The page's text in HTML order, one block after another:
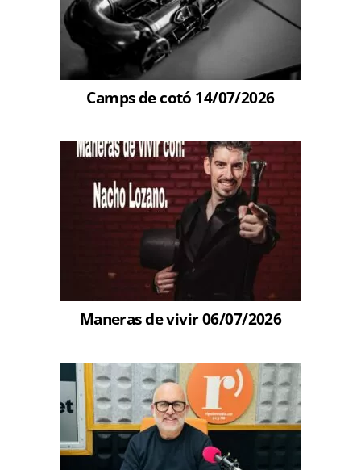
Camps de cotó 14/07/2026
Maneras de vivir 06/07/2026